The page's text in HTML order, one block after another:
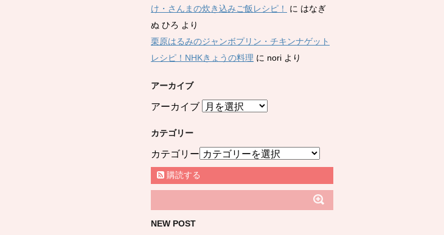
け・さんまの炊き込みご飯レシピ！
に はなぎ
ぬ ひろ より
栗原はるみのジャンボプリン・チキンナゲット
レシピ！NHKきょうの料理 に nori より
アーカイブ
アーカイブ
カテゴリー
カテゴリー
購読する
NEW POST